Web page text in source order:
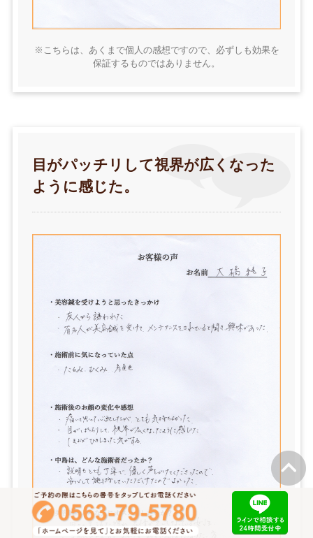
※こちらは、あくまで個人の感想ですので、必ずしも効果を
保証するものではありません。
目がパッチリして視界が広くなった
ように感じた。